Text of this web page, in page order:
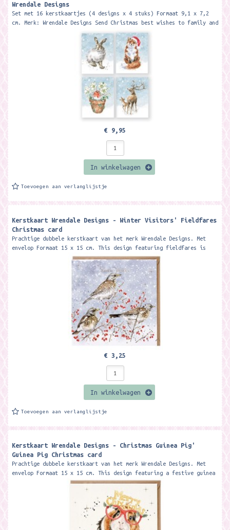
Wrendale Designs
Set met 16 kerstkaartjes (4 designs x 4 stuks) Formaat 9,1 x 7,2
cm. Merk: Wrendale Designs Send Christmas best wishes to family and
€ 9,95
In winkelwagen
Toevoegen aan verlanglijstje
Kerstkaart Wrendale Designs - Winter Visitors' Fieldfares
Christmas card ​
Prachtige dubbele kerstkaart van het merk Wrendale Designs. Met
envelop Formaat 15 x 15 cm. This design featuring fieldfares is
€ 3,25
In winkelwagen
Toevoegen aan verlanglijstje
Kerstkaart Wrendale Designs - Christmas Guinea Pig'
Guinea Pig Christmas card ​
Prachtige dubbele kerstkaart van het merk Wrendale Designs. Met
envelop Formaat 15 x 15 cm. This design featuring a festive guinea